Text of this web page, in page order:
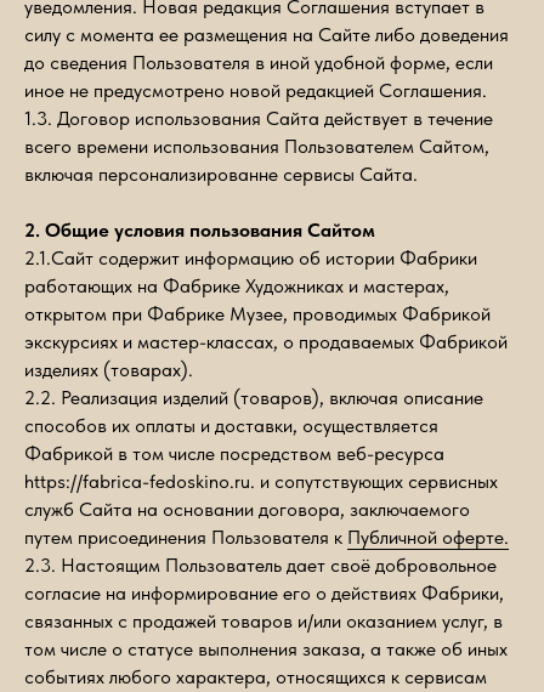
уведомления. Новая редакция Соглашения вступает в
силу с момента ее размещения на Сайте либо доведения
до сведения Пользователя в иной удобной форме, если
иное не предусмотрено новой редакцией Соглашения.
1.3. Договор использования Сайта действует в течение
всего времени использования Пользователем Сайтом,
включая персонализированне сервисы Сайта.
2. Общие условия пользования Сайтом
2.1.Сайт содержит информацию об истории Фабрики
работающих на Фабрике Художниках и мастерах,
открытом при Фабрике Музее, проводимых Фабрикой
экскурсиях и мастер-классах, о продаваемых Фабрикой
изделиях (товарах).
2.2. Реализация изделий (товаров), включая описание
способов их оплаты и доставки, осуществляется
Фабрикой в том числе посредством веб-ресурса
https://fabrica-fedoskino.ru. и сопутствующих сервисных
служб Сайта на основании договора, заключаемого
путем присоединения Пользователя к Публичной оферте.
2.3. Настоящим Пользователь дает своё добровольное
согласие на информирование его о действиях Фабрики,
связанных с продажей товаров и/или оказанием услуг, в
том числе о статусе выполнения заказа, а также об иных
событиях любого характера, относящихся к сервисам